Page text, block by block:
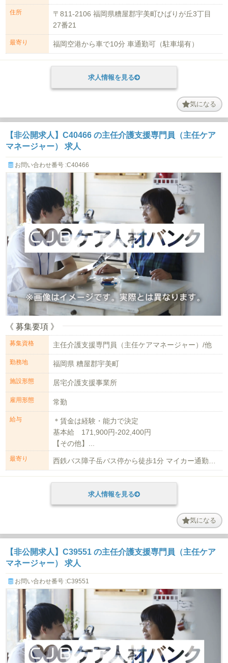
住所
〒811-2106 福岡県糟屋郡宇美町ひばりが丘3丁目
27番21
最寄り 福岡空港から車で10分 車通勤可（駐車場有）
求人情報を見る
気になる
【非公開求人】C40466 の主任介護支援専門員（主任ケア
マネージャー） 求人
お問い合わせ番号 :C40466
《 募集要項 》
募集資格 主任介護支援専門員（主任ケアマネージャー）/他
勤務地 福岡県 糟屋郡宇美町
施設形態 居宅介護支援事業所
雇用形態 常勤
給与
＊賃金は経験・能力で決定
基本給 171,900円-202,400円
【その他】...
最寄り
求人情報を見る
気になる
【非公開求人】C39551 の主任介護支援専門員（主任ケア
マネージャー） 求人
お問い合わせ番号 :C39551